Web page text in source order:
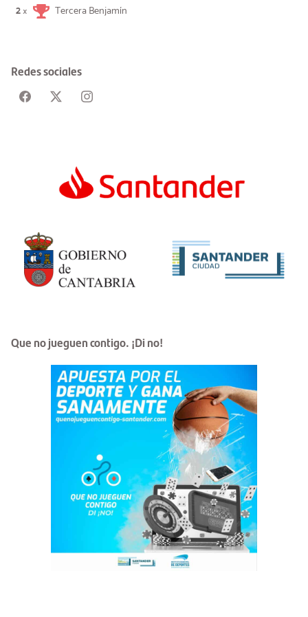
2× Tercera Benjamín
Redes sociales
Que no jueguen contigo. ¡Di no!